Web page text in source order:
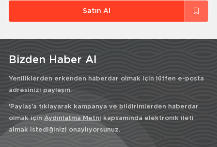
Satın Al
Bizden Haber Al
Yeniliklerden erkenden haberdar olmak için lütfen e-posta
adresinizi paylaşın.
'Paylaş'a tıklayarak kampanya ve bildirimlerden haberdar
olmak için Aydınlatma Metni kapsamında elektronik ileti
almak istediğinizi onaylıyorsunuz.